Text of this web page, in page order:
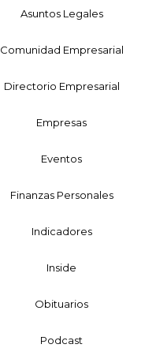
Asuntos Legales
Comunidad Empresarial
Directorio Empresarial
Empresas
Eventos
Finanzas Personales
Indicadores
Inside
Obituarios
Podcast